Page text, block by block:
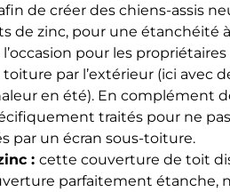
de créer des chiens-assis
de zinc, pour une étanchéité
pour les propriétaires
par l’extérieur (ici avec
en été). En complément
traités pour ne
par un écran sous-toiture.
: cette couverture de toit
parfaitement étanche,